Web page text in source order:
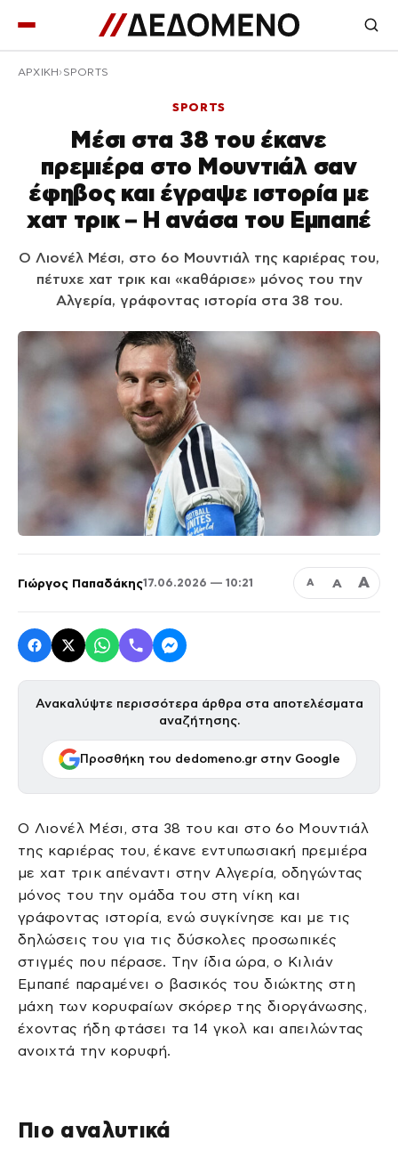
ΑΡΧΙΚΉ SPORTS
SPORTS
Μέσι στα 38 του έκανε
πρεμιέρα στο Μουντιάλ σαν
έφηβος και έγραψε ιστορία με
χατ τρικ – Η ανάσα του Εμπαπέ
Ο Λιονέλ Μέσι, στο 6ο Μουντιάλ της καριέρας του,
πέτυχε χατ τρικ και «καθάρισε» μόνος του την
Αλγερία, γράφοντας ιστορία στα 38 του.
Γιώργος Παπαδάκης17.06.2026 — 10:21 Α Α Α
Ανακαλύψτε περισσότερα άρθρα στα αποτελέσματα
αναζήτησης.
Προσθήκη του dedomeno.gr στην Google
Ο Λιονέλ Μέσι, στα 38 του και στο 6ο Μουντιάλ
της καριέρας του, έκανε εντυπωσιακή πρεμιέρα
με χατ τρικ απέναντι στην Αλγερία, οδηγώντας
μόνος του την ομάδα του στη νίκη και
γράφοντας ιστορία, ενώ συγκίνησε και με τις
δηλώσεις του για τις δύσκολες προσωπικές
στιγμές που πέρασε. Την ίδια ώρα, ο Κιλιάν
Εμπαπέ παραμένει ο βασικός του διώκτης στη
μάχη των κορυφαίων σκόρερ της διοργάνωσης,
έχοντας ήδη φτάσει τα 14 γκολ και απειλώντας
ανοιχτά την κορυφή.
Πιο αναλυτικά